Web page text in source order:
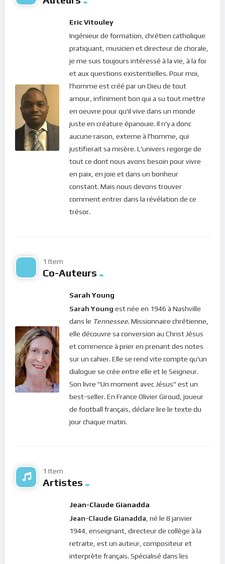
rendent malades(Matthieu XV. 18)
faudra accepter de venir en sa présence (par la méditation
constante) afin d’écouter ses conseils. Ensuite nous ne
devons pas avoir peur de suivre les conseils. La plupart du
temps, c’est à ce niveau que notre relation avec Dieu achoppe.
La peur de périr si on cesse de tout contrôler nous-même. Et
pourtant, comment le Seigneur pourrait-il agir dans notre vie
si nous refusons de suivre ses conseils ?
Aujourd’hui, le Christ nous dit que ce qu’il est capable
d’accomplir dans notre vie est proportionnel au degré de
confiance que nous lui portons. Plus nous avons confiance en
Dieu, et plus nous sentons ses actions dans notre quotidien. Il
nous conduit aisément et joyeusement vers le bonheur
éternel. Il nous devance partout et nous prévient de tout
obstacle. Jamais notre coeur n’est rempli d’amertume et
Mais pour rentrer dans toutes ces grâces, nous devons
habituer notre esprit à se mettre sous le joug de notre Dieu.
les grandes, voilà qui agrée à notre Père céleste. Car alors, il ne
ménage aucune ressource pour nous combler de biens, déjà
sur cette terre ! C’est ainsi que nous pouvons grandir dans la
présence de Dieu !
Cher frère, chère soeur, ton Dieu te dit aujourd’hui : “
confiance de toutes les fibres de ton être!
“. Ce qui est encore
plus important, c’est la constance avec laquelle nous nous
abandonnons. Car si c’est seulement dans les moments
difficiles que nous crions à Jésus, comment pourrions
anticiper sur les problèmes ? Pour avoir une vie étincelante et
solide dans la foi, confie-toi en l’Éternel (Psaumes XXXVII. 5 &
Bonne méditation.
cliquer ici : [newsletter_button id=2 label=”S’abonner”
design=”twitter”]
Si vous voulez vous inscrire sur le site (afin d’être en mesure
de poster des commentaires) et pour les publications,
Eric Vitouley
Ingénieur de formation, chrétien catholique
pratiquant, musicien et directeur de chorale,
je me suis toujours intéressé à la vie, à la foi
et aux questions existentielles. Pour moi,
l'homme est créé par un Dieu de tout
amour, infiniment bon qui a su tout mettre
en oeuvre pour qu'il vive dans un monde
juste en créature épanouie. Il n'y a donc
aucune raison, externe à l'homme, qui
justifierait sa misère. L'univers regorge de
tout ce dont nous avons besoin pour vivre
en paix, en joie et dans un bonheur
constant. Mais nous devons trouver
comment entrer dans la révélation de ce
trésor.
1 Item
Co-Auteurs
Sarah Young
Sarah Young est née en 1946 à Nashville
dans le Tennessee. Missionnaire chrétienne,
elle découvre sa conversion au Christ Jésus
et commence à prier en prenant des notes
sur un cahier. Elle se rend vite compte qu'un
dialogue se crée entre elle et le Seigneur.
Son livre "Un moment avec Jésus" est un
best-seller. En France Olivier Giroud, joueur
de football français, déclare lire le texte du
jour chaque matin.
1 Item
Artistes
Jean-Claude Gianadda
Jean-Claude Gianadda , né le 8 janvier
1944, enseignant, directeur de collège à la
retraite, est un auteur, compositeur et
interprète français. Spécialisé dans les